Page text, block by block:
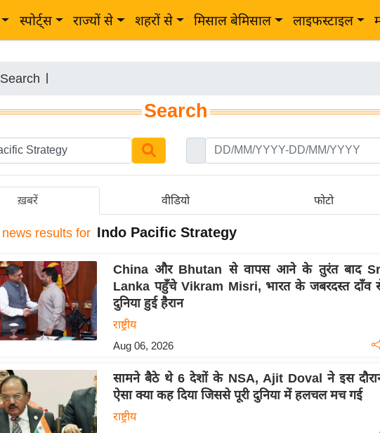
स्पोर्ट्स राज्यों से शहरों से मिसाल बेमिसाल लाइफस्टाइल
Search
Search
ख़बरें वीडियो फोटो
news results for Indo Pacific Strategy
China और Bhutan से वापस आने के तुरंत बाद
Lanka पहुँचे Vikram Misri, भारत के जबरदस्त दाँव
दुनिया हुई हैरान
राष्ट्रीय
Aug 06, 2026
सामने बैठे थे 6 देशों के NSA, Ajit Doval ने इस
ऐसा क्या कह दिया जिससे पूरी दुनिया में हलचल मच गई
राष्ट्रीय